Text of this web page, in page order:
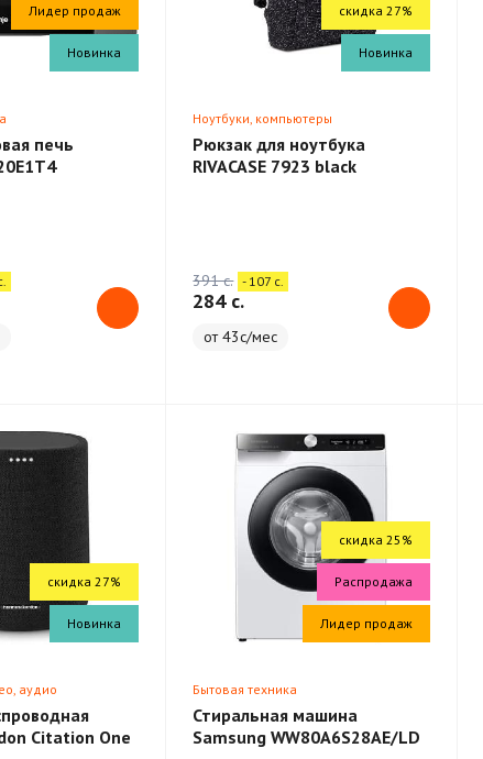
Лидер продаж
Новинка
печь
скидка 27%
Новинка
Ноутбуки, компьютеры
Рюкзак для ноутбука
RIVACASE 7923 black
391 c. - 107 c.
284 c.
от 43с/мес
скидка 27%
Новинка
аудио
Citation One
скидка 25%
Распродажа
Лидер продаж
Бытовая техника
Стиральная машина
Samsung WW80A6S28AE/LD